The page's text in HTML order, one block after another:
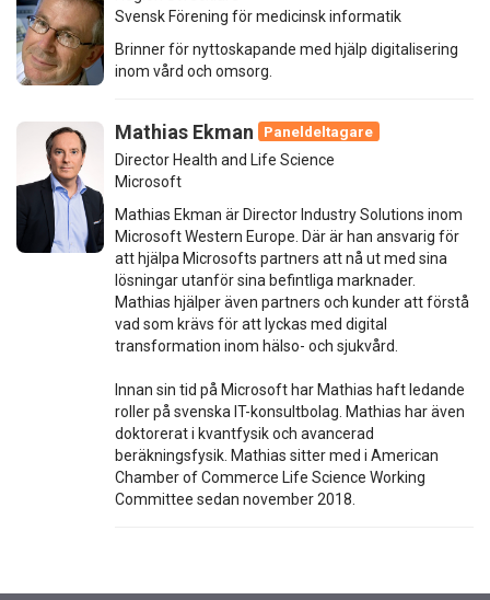
Svensk Förening för medicinsk informatik
Brinner för nyttoskapande med hjälp digitalisering
inom vård och omsorg.
Mathias Ekman
Paneldeltagare
Director Health and Life Science
Microsoft
Mathias Ekman är Director Industry Solutions inom
Microsoft Western Europe. Där är han ansvarig för
att hjälpa Microsofts partners att nå ut med sina
lösningar utanför sina befintliga marknader.
Mathias hjälper även partners och kunder att förstå
vad som krävs för att lyckas med digital
transformation inom hälso- och sjukvård.
Innan sin tid på Microsoft har Mathias haft ledande
roller på svenska IT-konsultbolag. Mathias har även
doktorerat i kvantfysik och avancerad
beräkningsfysik. Mathias sitter med i American
Chamber of Commerce Life Science Working
Committee sedan november 2018.